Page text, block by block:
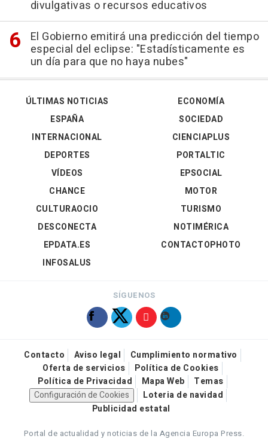
divulgativas o recursos educativos
El Gobierno emitirá una predicción del tiempo
especial del eclipse: "Estadísticamente es
un día para que no haya nubes"
ÚLTIMAS NOTICIAS
ESPAÑA
INTERNACIONAL
DEPORTES
VÍDEOS
ECONOMÍA
SOCIEDAD
CIENCIAPLUS
PORTALTIC
EPSOCIAL
CHANCE
CULTURAOCIO
DESCONECTA
EPDATA.ES
INFOSALUS
MOTOR
TURISMO
NOTIMÉRICA
CONTACTOPHOTO
SÍGUENOS
Contacto Aviso legal
Cumplimiento normativo
Oferta de servicios
Política de Cookies
Política de Privacidad
Mapa Web
Temas
Configuración de Cookies
Loteria de navidad
Publicidad estatal
Portal de actualidad y noticias de la Agencia Europa Press.